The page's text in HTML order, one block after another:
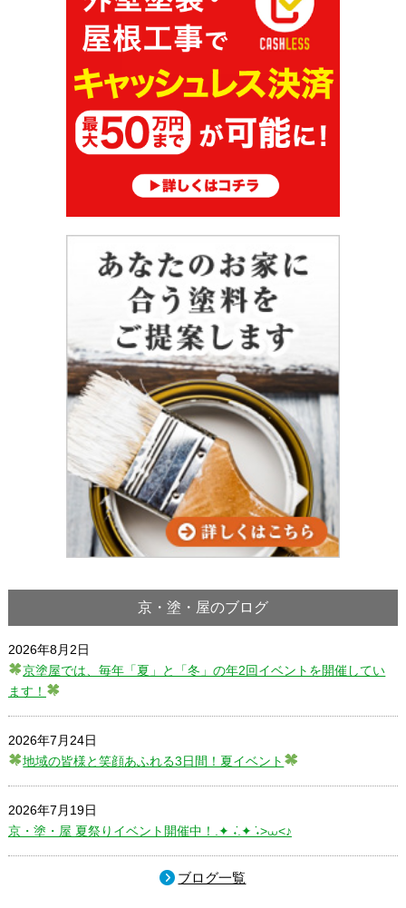
京・塗・屋のブログ
2026年8月2日
京塗屋では、毎年「夏」と「冬」の年2回イベントを開催してい
ます！
2026年7月24日
地域の皆様と笑顔あふれる3日間！夏イベント
2026年7月19日
京・塗・屋 夏祭りイベント開催中！.✦ ݁˖.✦ ݁˖>⩊<♪
ブログ一覧